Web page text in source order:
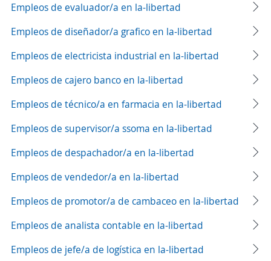
Empleos de evaluador/a en la-libertad
Empleos de diseñador/a grafico en la-libertad
Empleos de electricista industrial en la-libertad
Empleos de cajero banco en la-libertad
Empleos de técnico/a en farmacia en la-libertad
Empleos de supervisor/a ssoma en la-libertad
Empleos de despachador/a en la-libertad
Empleos de vendedor/a en la-libertad
Empleos de promotor/a de cambaceo en la-libertad
Empleos de analista contable en la-libertad
Empleos de jefe/a de logística en la-libertad